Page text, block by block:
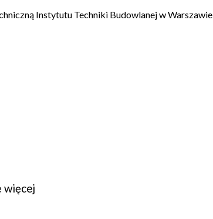
Instytutu Techniki Budowlanej w Warszawie
więcej